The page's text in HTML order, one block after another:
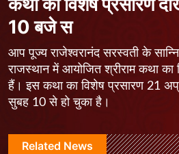
कथा का विशेष प्रसारण
10 बजे स
आप पूज्य राजेश्वरानंद सरस्वती के
राजस्थान में आयोजित श्रीराम कथा
हैं। इस कथा का विशेष प्रसारण 21
सुबह 10 से हो चुका है।
Related News